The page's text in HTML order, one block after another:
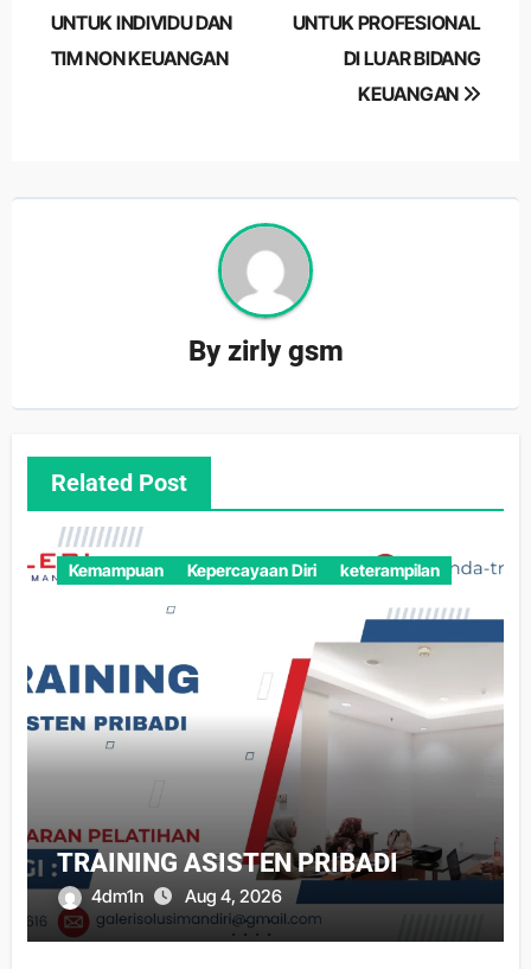
navigation
UNTUK INDIVIDU DAN
TIM NON KEUANGAN
UNTUK PROFESIONAL
DI LUAR BIDANG
KEUANGAN
Byzirly gsm
Related Post
Kemampuan Kepercayaan Diri keterampilan
TRAINING ASISTEN PRIBADI
4dm1n Aug 4, 2026